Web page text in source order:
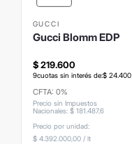
GUCCI
Gucci Blomm EDP
$ 219.600
9cuotas sin interés de:$ 24.400
CFTA: 0%
Precio sin Impuestos
Nacionales: $ 181 487,6
Precio por unidad:
$ 4.392.000,00/ lt